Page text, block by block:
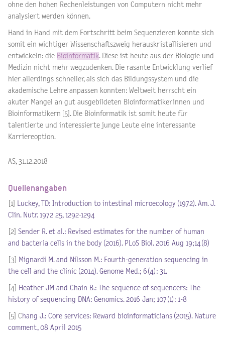
ohne den hohen Rechenleistungen von Computern nicht mehr
analysiert werden können.
Hand in Hand mit dem Fortschritt beim Sequenzieren konnte sich
somit ein wichtiger Wissenschaftszweig herauskristallisieren und
entwickeln: die Bioinformatik. Diese ist heute aus der Biologie und
Medizin nicht mehr wegzudenken. Die rasante Entwicklung verlief
hier allerdings schneller, als sich das Bildungssystem und die
akademische Lehre anpassen konnten: Weltweit herrscht ein
akuter Mangel an gut ausgebildeten Bioinformatikerinnen und
Bioinformatikern [5]. Die Bioinformatik ist somit heute für
talentierte und interessierte junge Leute eine interessante
Karriereoption.
AS, 31.12.2018
Quellenangaben
[1]
Luckey, TD: Introduction to intestinal microecology (1972). Am. J.
Clin. Nutr. 1972 25, 1292-1294
[2] Sender R. et al.: Revised estimates for the number of human
and bacteria cells in the body (2016). PLoS Biol. 2016 Aug 19;14(8)
[3]
Mignardi M. and Nilsson M.: Fourth-generation sequencing in
the cell and the clinic (2014). Genome Med.; 6(4): 31.
[4]
Heather JM and Chain B.: The sequence of sequencers: The
history of sequencing DNA: Genomics. 2016 Jan; 107(1): 1-8
[5] C hang J.: Core services: Reward bioinformaticians (2015). Nature
comment, 08 April 2015